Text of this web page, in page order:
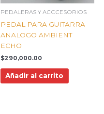
PEDALERAS Y ACCCESORIOS
PEDAL PARA GUITARRA
ANALOGO AMBIENT
ECHO
$290,000.00
Añadir al carrito